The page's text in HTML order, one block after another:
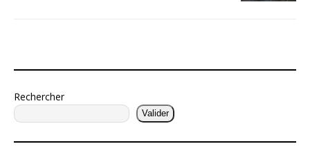
Rechercher
Valider